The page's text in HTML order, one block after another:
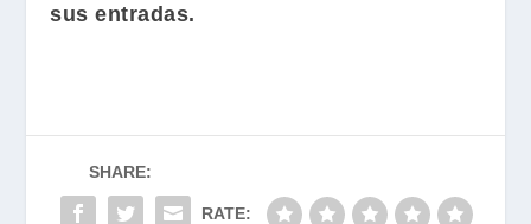
sus entradas.
SHARE:
RATE: